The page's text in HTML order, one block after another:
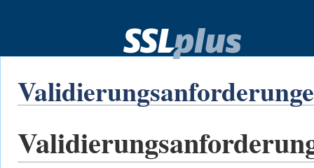
Navigation
springen
Suche
springen